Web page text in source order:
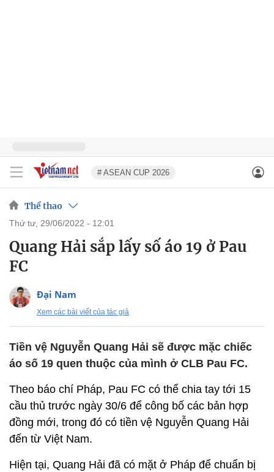
# ASEAN CUP 2026
Thể thao
thứ tư, 29/06/2022 - 12:01
Quang Hải sắp lấy số áo 19 ở Pau
FC
Đại Nam
Xem các bài viết của tác giả
Tiền vệ Nguyễn Quang Hải sẽ được mặc chiếc
áo số 19 quen thuộc của mình ở CLB Pau FC.
Theo báo chí Pháp, Pau FC có thể chia tay tới 15
cầu thủ trước ngày 30/6 để công bố các bản hợp
đồng mới, trong đó có tiền vệ Nguyễn Quang Hải
đến từ Việt Nam.
Hiện tại, Quang Hải đã có mặt ở Pháp để chuẩn bị